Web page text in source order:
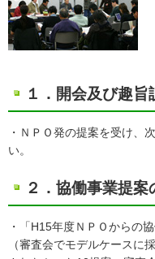
１．開会及び趣旨
・ＮＰＯ発の提案を受け、
い。
２．協働事業提案
・「H15年度ＮＰＯからの
（審査会でモデルケースに